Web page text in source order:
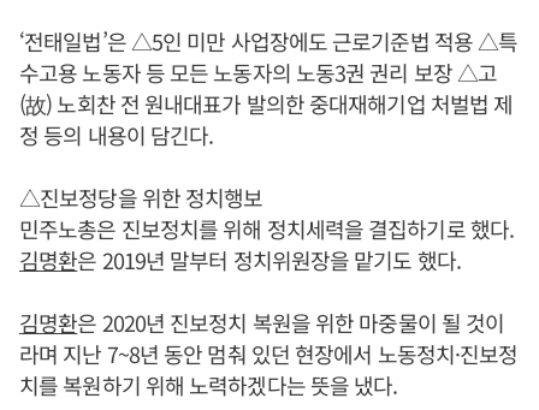
‘전태일법’은 △5인 미만 사업장에도 근로기준법 적용 △특
수고용 노동자 등 모든 노동자의 노동3권 권리 보장 △고
(故) 노회찬 전 원내대표가 발의한 중대재해기업 처벌법 제
정 등의 내용이 담긴다.
△진보정당을 위한 정치행보
민주노총은 진보정치를 위해 정치세력을 결집하기로 했다.
김명환은 2019년 말부터 정치위원장을 맡기도 했다.
김명환은 2020년 진보정치 복원을 위한 마중물이 될 것이
라며 지난 7~8년 동안 멈춰 있던 현장에서 노동정치·진보정
치를 복원하기 위해 노력하겠다는 뜻을 냈다.